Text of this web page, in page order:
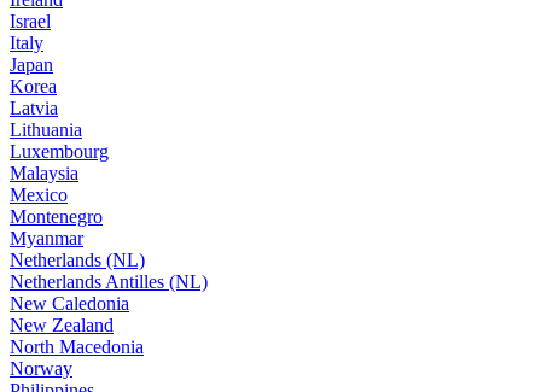
Israel
Italy
Japan
Korea
Latvia
Lithuania
Luxembourg
Malaysia
Mexico
Montenegro
Myanmar
Netherlands (NL)
Netherlands Antilles (NL)
New Caledonia
New Zealand
North Macedonia
Norway